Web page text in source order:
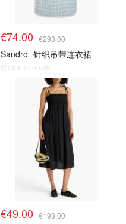
€74.00 €293.00
Sandro 针织吊带连衣裙
@dealmoon.de
€49.00 €193.00